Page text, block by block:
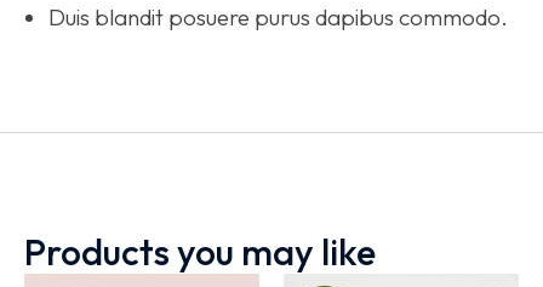
Duis blandit posuere purus dapibus commodo.
Products you may like